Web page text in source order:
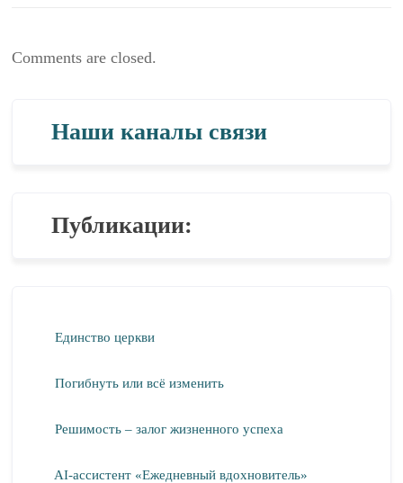
Comments are closed.
Наши каналы связи
Публикации:
Единство церкви
Погибнуть или всё изменить
Решимость – залог жизненного успеха
AI-ассистент «Ежедневный вдохновитель»